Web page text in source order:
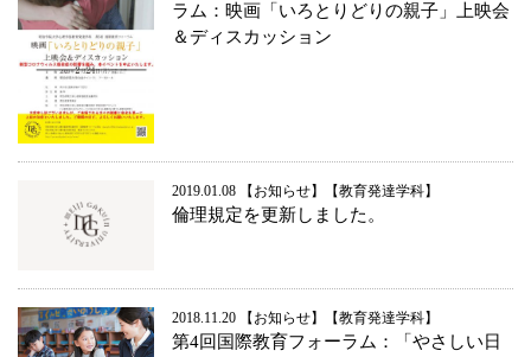
ラム：映画「いろとりどりの親子」上映会
＆ディスカッション
2019.01.08 お知らせ 教育発達学科
倫理規定を更新しました。
2018.11.20 お知らせ 教育発達学科
第4回国際教育フォーラム：「やさしい日